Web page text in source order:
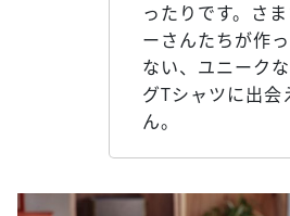
ったりです。さ
ーさんたちが作
ない、ユニーク
グTシャツに出会
ん。